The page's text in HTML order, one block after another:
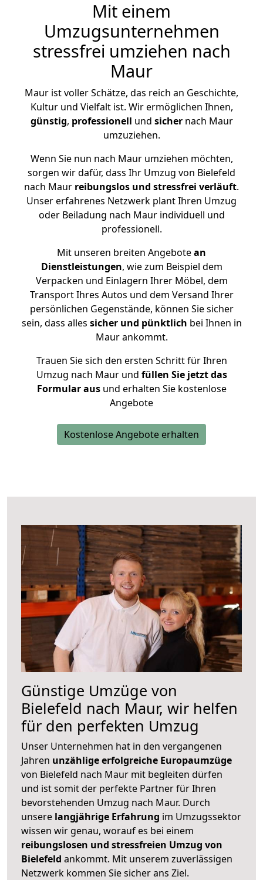
Mit einem
Umzugsunternehmen
stressfrei umziehen nach
Maur
Maur ist voller Schätze, das reich an Geschichte,
Kultur und Vielfalt ist. Wir ermöglichen Ihnen,
günstig, professionell und sichernach Maur
umzuziehen.
Wenn Sie nun nach Maur umziehen möchten,
sorgen wir dafür, dass Ihr Umzug von Bielefeld
nach Maur reibungslos und stressfrei verläuft.
Unser erfahrenes Netzwerk plant Ihren Umzug
oder Beiladung nach Maur individuell und
professionell.
Mit unseren breiten Angebotean
Dienstleistungen, wie zum Beispiel dem
Verpacken und Einlagern Ihrer Möbel, dem
Transport Ihres Autos und dem Versand Ihrer
persönlichen Gegenstände, können Sie sicher
sein, dass alles sicher und pünktlich bei Ihnen in
Maur ankommt.
Trauen Sie sich den ersten Schritt für Ihren
Umzug nach Maur und füllen Sie jetzt das
Formular ausund erhalten Sie kostenlose
Angebote
Kostenlose Angebote erhalten
Günstige Umzüge von
Bielefeld nach Maur, wir helfen
für den perfekten Umzug
Unser Unternehmen hat in den vergangenen
Jahren unzählige erfolgreiche Europaumzüge
von Bielefeld nach Maur mit begleiten dürfen
und ist somit der perfekte Partner für Ihren
bevorstehenden Umzug nach Maur. Durch
unsere langjährige Erfahrung im Umzugssektor
wissen wir genau, worauf es bei einem
reibungslosen und stressfreien Umzug von
Bielefeld ankommt. Mit unserem zuverlässigen
Netzwerk kommen Sie sicher ans Ziel.